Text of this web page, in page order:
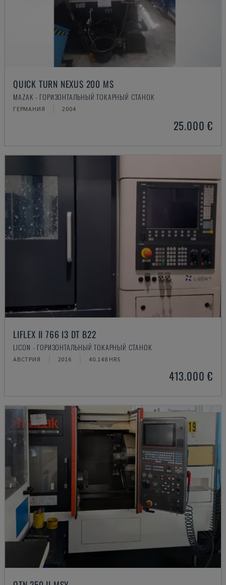
QUICK TURN NEXUS 200 MS
MAZAK - ГОРИЗОНТАЛЬНЫЙ ТОКАРНЫЙ СТАНОК
ГЕРМАНИЯ 2004
25.000 €
LIFLEX II 766 I3 DT B22
LICON - ГОРИЗОНТАЛЬНЫЙ ТОКАРНЫЙ СТАНОК
АВСТРИЯ 2016 40.148 HRS
413.000 €